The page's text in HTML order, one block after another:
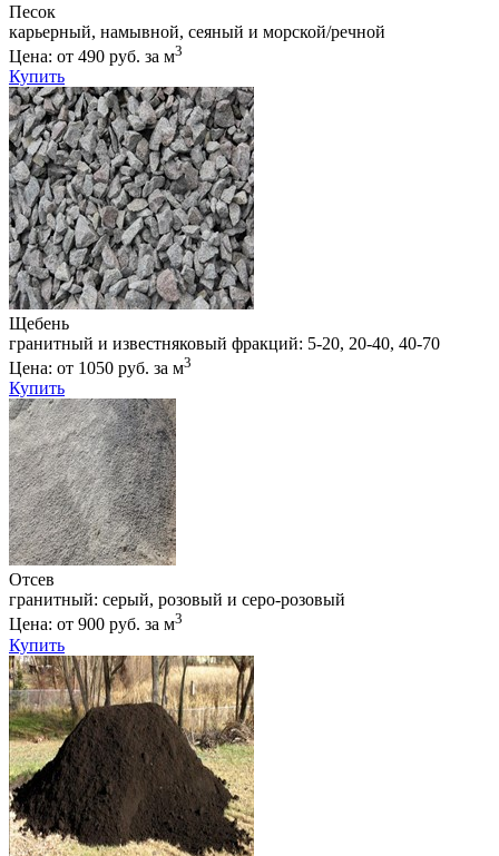
Песок
карьерный, намывной, сеяный и морской/речной
Цена: от 490 руб. за м3
Купить
Щебень
гранитный и известняковый фракций: 5-20, 20-40, 40-70
Цена: от 1050 руб. за м3
Купить
Отсев
гранитный: серый, розовый и серо-розовый
Цена: от 900 руб. за м3
Купить